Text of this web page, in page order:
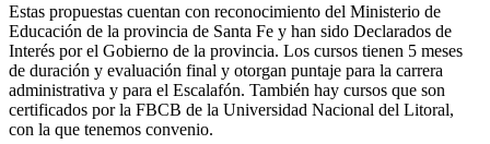
Estas propuestas cuentan con reconocimiento del Ministerio de
Educación de la provincia de Santa Fe y han sido Declarados de
Interés por el Gobierno de la provincia. Los cursos tienen 5 meses
de duración y evaluación final y otorgan puntaje para la carrera
administrativa y para el Escalafón. También hay cursos que son
certificados por la FBCB de la Universidad Nacional del Litoral,
con la que tenemos convenio.